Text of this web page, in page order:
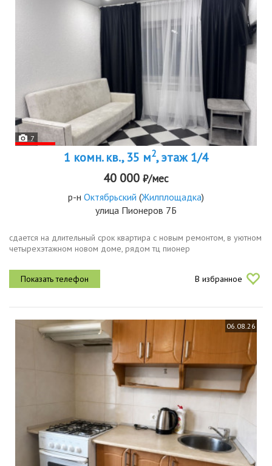
7
1 комн. кв., 35 м2, этаж 1/4
40 000 ₽/мес
р-н Октябрьский (Жилплощадка)
улица Пионеров 7Б
сдается на длительный срок квартира с новым ремонтом, в уютном
четырехэтажном новом доме, рядом тц пионер
В избранное
06.08.26